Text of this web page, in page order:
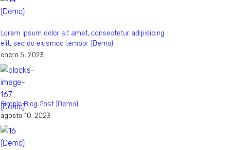
Lorem ipsum dolor sit amet, consectetur adipisicing
elit, sed do eiusmod tempor (Demo)
enero 5, 2023
Simple Blog Post (Demo)
agosto 10, 2023